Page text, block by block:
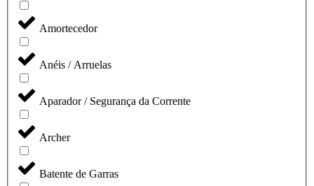
Amortecedor
Anéis / Arruelas
Aparador / Segurança da Corrente
Archer
Batente de Garras